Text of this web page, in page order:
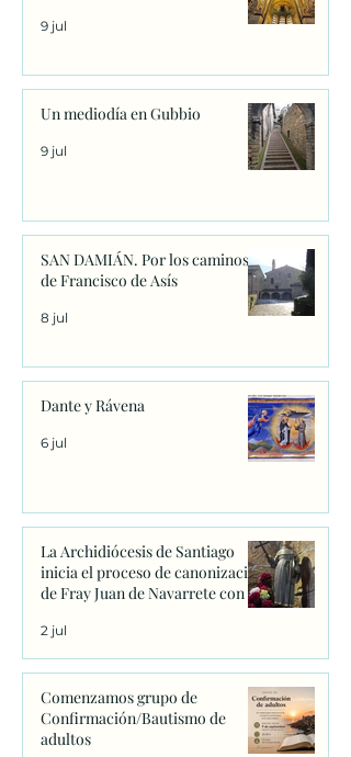
9 jul
Un mediodía en Gubbio
9 jul
SAN DAMIÁN. Por los caminos
de Francisco de Asís
8 jul
Dante y Rávena
6 jul
La Archidiócesis de Santiago
inicia el proceso de canonización
de Fray Juan de Navarrete con la
firma de los primeros decretos
en Sanxenxo
2 jul
Comenzamos grupo de
Confirmación/Bautismo de
adultos